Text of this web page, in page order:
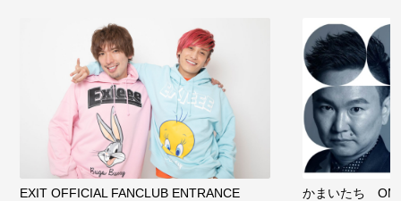
EXIT OFFICIAL FANCLUB ENTRANCE かまいたち